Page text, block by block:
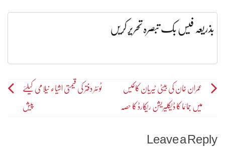
بذریعہ فیس بک تبصرہ تحریر کریں
Post
navigation
عمران خان کی بیٹی ٹیریان کاکیس
میں جمائما کا ڈیکلیریشن ریکارڈ کا حصّہ
ٹوئٹر دفتر کی قیمتی اشیاء نیلامی کیلئے
پیش
Leave a Reply